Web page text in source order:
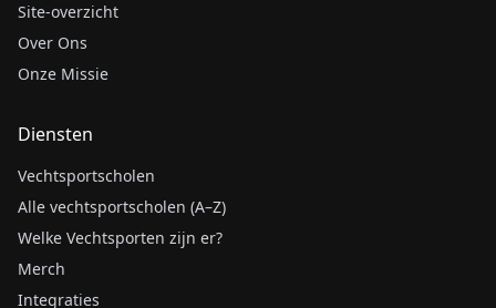
Site-overzicht
Over Ons
Onze Missie
Diensten
Vechtsportscholen
Alle vechtsportscholen (A–Z)
Welke Vechtsporten zijn er?
Merch
Integraties